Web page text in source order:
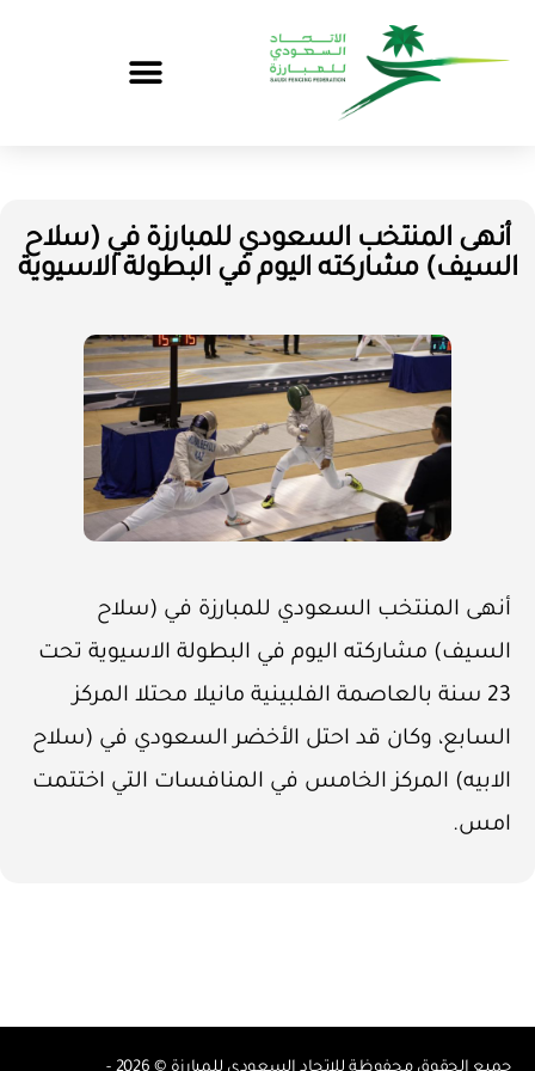
أنهى المنتخب السعودي للمبارزة في (سلاح
السيف) مشاركته اليوم في البطولة الاسيوية
أنهى المنتخب السعودي للمبارزة في (سلاح
السيف) مشاركته اليوم في البطولة الاسيوية تحت
23 سنة بالعاصمة الفلبينية مانيلا محتلا المركز
السابع، وكان قد احتل الأخضر السعودي في (سلاح
الابيه) المركز الخامس في المنافسات التي اختتمت
امس.